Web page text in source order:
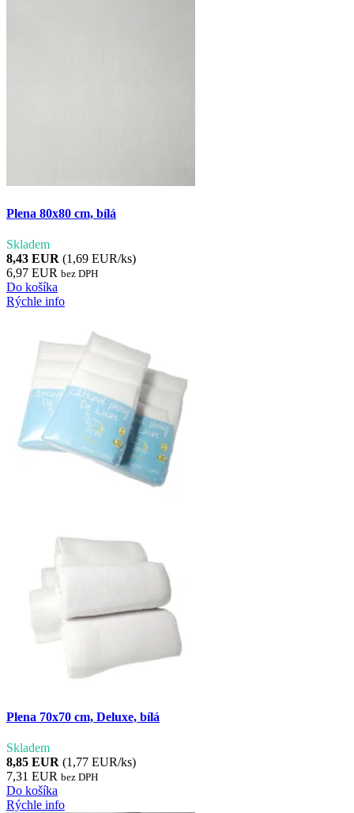
Plena 80x80 cm, bílá
Skladem
8,43 EUR (1,69 EUR/ks)
6,97 EUR bez DPH
Do košíka
Rýchle info
Plena 70x70 cm, Deluxe, bílá
Skladem
8,85 EUR (1,77 EUR/ks)
7,31 EUR bez DPH
Do košíka
Rýchle info